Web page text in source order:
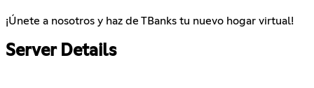
¡Únete a nosotros y haz de TBanks tu nuevo hogar virtual!
Server Details